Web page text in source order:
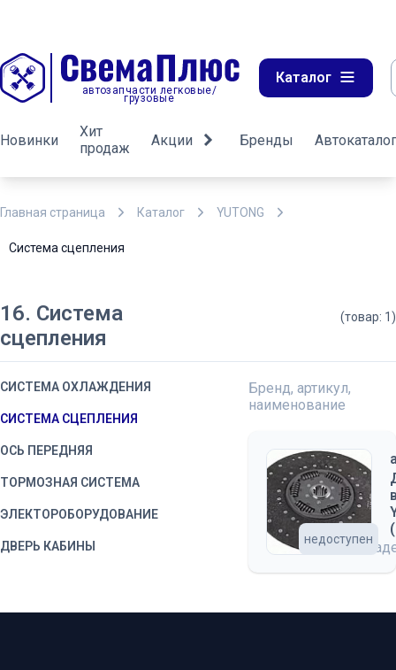
автозапчасти легковые/
грузовые
Каталог
Новинки
Хит
продаж
Акции Бренды Автокаталог
Главная страница Каталог YUTONG
Система сцепления
16. Система
сцепления
(товар: 1)
СИСТЕМА ОХЛАЖДЕНИЯ
СИСТЕМА СЦЕПЛЕНИЯ
ОСЬ ПЕРЕДНЯЯ
ТОРМОЗНАЯ СИСТЕМА
ЭЛЕКТОРОБОРУДОВАНИЕ
ДВЕРЬ КАБИНЫ
Бренд, артикул,
наименование
на
недоступен